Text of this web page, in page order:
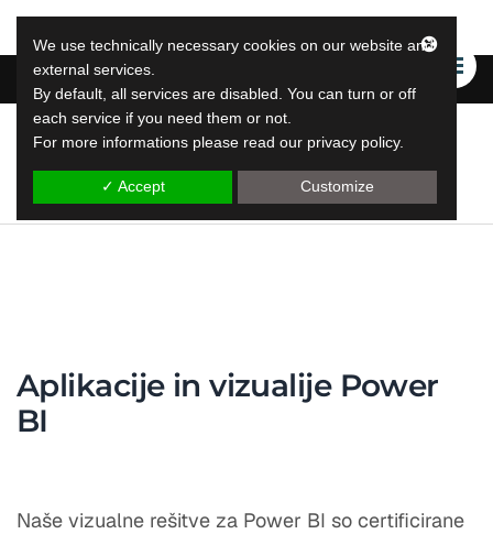
LeapLytics
rešitve za poročanje v skoku
Aplikacije in vizualije Power
BI
Naše vizualne rešitve za Power BI so certificirane
We use technically necessary cookies on our website and
external services.
By default, all services are disabled. You can turn or off
each service if you need them or not.
For more informations please read our privacy policy.
✓ Accept Customize